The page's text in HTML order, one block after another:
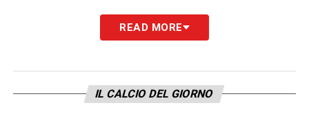
Tra i calciatori che fino ad ora hanno deluso
di più c’è Zirkzee: come riportato dal
vita” all’ex Bologna si potrebbero aprire l
READ MORE
IL CALCIO DEL GIORNO